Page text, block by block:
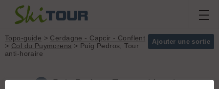
Ajouter une sortie
Topo-guide > Cerdagne - Capcir - Conflent
> Col du Puymorens > Puig Pedros, Tour
anti-horaire
Puig Pedros, Tour anti-horaire